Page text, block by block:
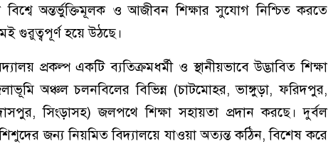
অন্তর্ভুক্তিমূলক ও আজীবন শিক্ষার সুযোগ নিশ্চিত করতে
গুরুত্বপূর্ণ হয়ে উঠছে।
প্রকল্প একটি ব্যতিক্রমধর্মী ও স্থানীয়ভাবে উদ্ভাবিত শিক্ষা
অঞ্চল চলনবিলের বিভিন্ন (চাটমোহর, ভাঙ্গুড়া, ফরিদপুর,
সিংড়াসহ) জলপথে শিক্ষা সহায়তা প্রদান করছে। দুর্বল
জন্য নিয়মিত বিদ্যালয়ে যাওয়া অত্যন্ত কঠিন, বিশেষ করে